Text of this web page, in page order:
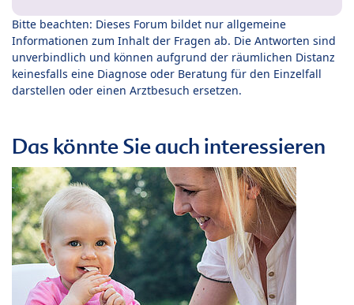
Bitte beachten: Dieses Forum bildet nur allgemeine
Informationen zum Inhalt der Fragen ab. Die Antworten sind
unverbindlich und können aufgrund der räumlichen Distanz
keinesfalls eine Diagnose oder Beratung für den Einzelfall
darstellen oder einen Arztbesuch ersetzen.
Das könnte Sie auch interessieren